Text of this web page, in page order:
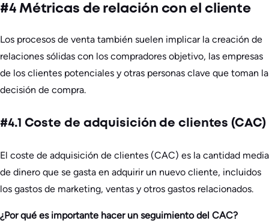
#4 Métricas de relación con el cliente
Los procesos de venta también suelen implicar la creación de
relaciones sólidas con los compradores objetivo, las empresas
de los clientes potenciales y otras personas clave que toman la
decisión de compra.
#4.1 Coste de adquisición de clientes (CAC)
El coste de adquisición de clientes (CAC) es la cantidad media
de dinero que se gasta en adquirir un nuevo cliente, incluidos
los gastos de marketing, ventas y otros gastos relacionados.
¿Por qué es importante hacer un seguimiento del CAC?